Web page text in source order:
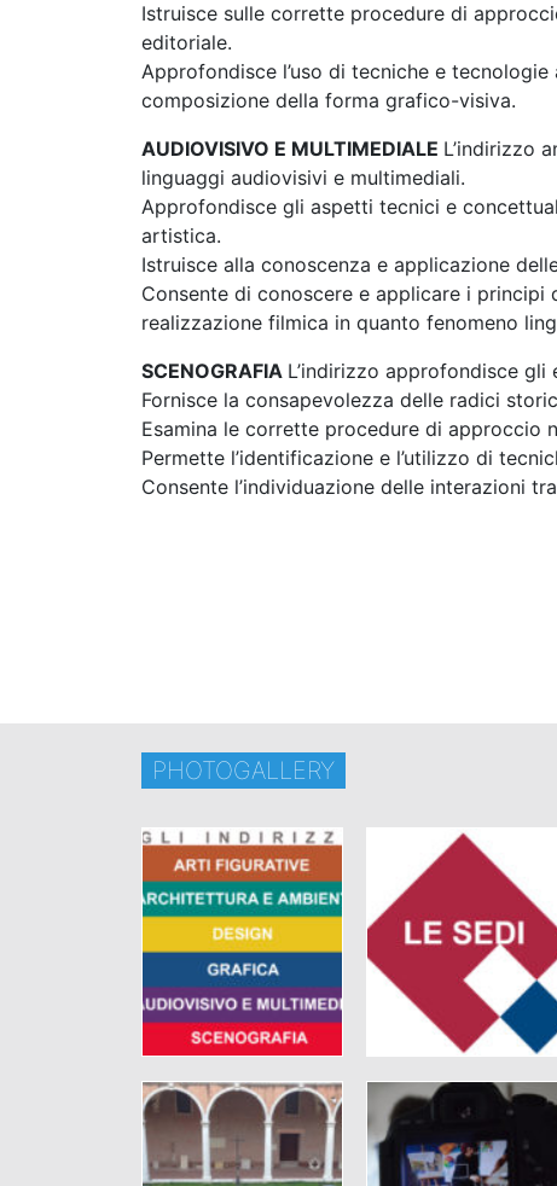
Istruisce sulle corrette procedure di
editoriale.
Approfondisce l’uso di tecniche e
composizione della forma grafico-visiva.
AUDIOVISIVO E MULTIMEDIALE L’indirizzo
linguaggi audiovisivi e multimediali.
Approfondisce gli aspetti tecnici e
artistica.
Istruisce alla conoscenza e applicazione
Consente di conoscere e applicare i principi
realizzazione filmica in quanto fenomeno
SCENOGRAFIA L’indirizzo approfondisce
Fornisce la consapevolezza delle radici
Esamina le corrette procedure di approccio
Permette l’identificazione e l’utilizzo di
Consente l’individuazione delle interazioni
PHOTOGALLERY